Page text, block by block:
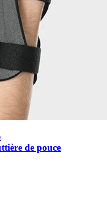
de pouce